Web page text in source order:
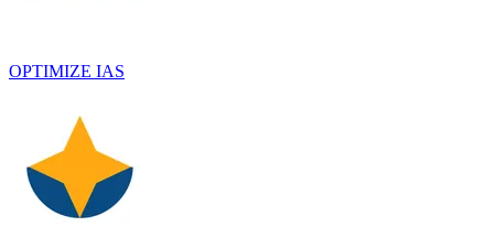
OPTIMIZE IAS